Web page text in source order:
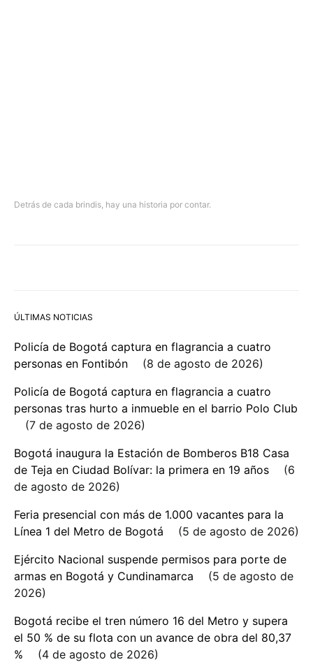
Detrás de cada brindis, hay una historia por contar.
ÚLTIMAS NOTICIAS
Policía de Bogotá captura en flagrancia a cuatro
personas en Fontibón
8 de agosto de 2026
Policía de Bogotá captura en flagrancia a cuatro
personas tras hurto a inmueble en el barrio Polo Club
7 de agosto de 2026
Bogotá inaugura la Estación de Bomberos B18 Casa
de Teja en Ciudad Bolívar: la primera en 19 años
6
de agosto de 2026
Feria presencial con más de 1.000 vacantes para la
Línea 1 del Metro de Bogotá
5 de agosto de 2026
Ejército Nacional suspende permisos para porte de
armas en Bogotá y Cundinamarca
5 de agosto de
2026
Bogotá recibe el tren número 16 del Metro y supera
el 50 % de su flota con un avance de obra del 80,37
%
4 de agosto de 2026